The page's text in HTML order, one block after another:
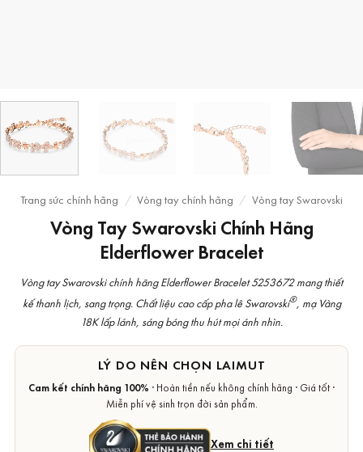
Trang sức chính hãng / Vòng tay chính hãng / Vòng tay Swarovski
Vòng Tay Swarovski Chính Hãng
Elderflower Bracelet
Vòng tay Swarovski chính hãng Elderflower Bracelet 5253672 mang thiết
kế thanh lịch, sang trọng. Chất liệu cao cấp pha lê Swarovski®, mạ Vàng
18K lấp lánh, sáng bóng thu hút mọi ánh nhìn.
LÝ DO NÊN CHỌN LAIMUT
Cam kết chính hãng 100% · Hoàn tiền nếu không chính hãng · Giá tốt ·
Miễn phí vệ sinh trọn đời sản phẩm.
Xem chi tiết